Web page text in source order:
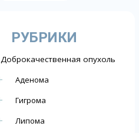
РУБРИКИ
Доброкачественная опухоль
Аденома
Гигрома
Липома